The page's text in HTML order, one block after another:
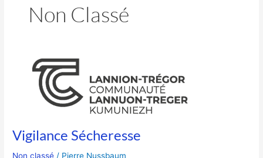
Non Classé
Vigilance Sécheresse
Non classé / Pierre Nussbaum
Vigilance
Sécheresse